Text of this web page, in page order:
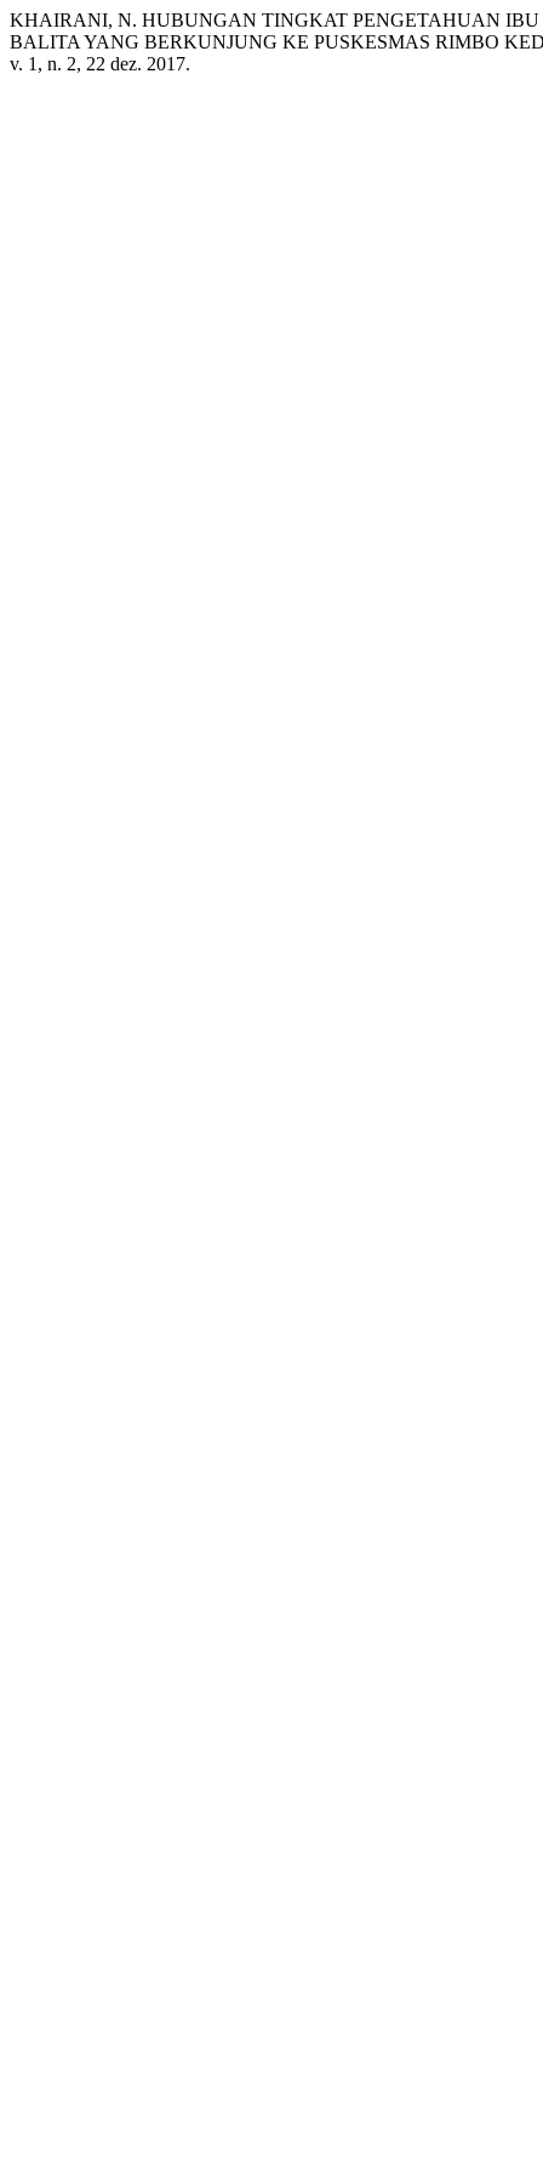
KHAIRANI, N. HUBUNGAN TINGKAT PENGETAHUAN
BALITA YANG BERKUNJUNG KE PUSKESMAS RIMBO
v. 1, n. 2, 22 dez. 2017.